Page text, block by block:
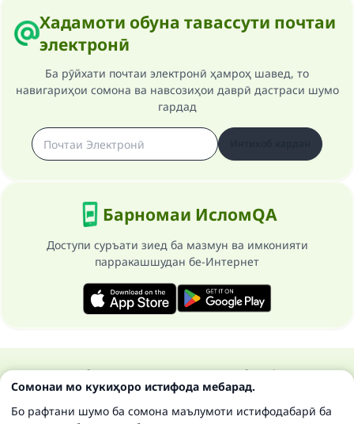
Хадамоти обуна тавассути почтаи
электронӣ
Ба рӯйхати почтаи электронӣ ҳамроҳ шавед, то
навигариҳои сомона ва навсозиҳои даврӣ дастраси шумо
гардад
Барномаи ИсломQA
Доступи суръати зиед ба мазмун ва имконияти
парракашшудан бе-Интернет
Ҳамаи ҳуқуқ ба сомонаи Ислом савол ва ҷавоб маҳфуз аст 1997-
2025 ©
Сомонаи мо кукиҳоро истифода мебарад.
Бо рафтани шумо ба сомона маълумоти истифодабарӣ ба